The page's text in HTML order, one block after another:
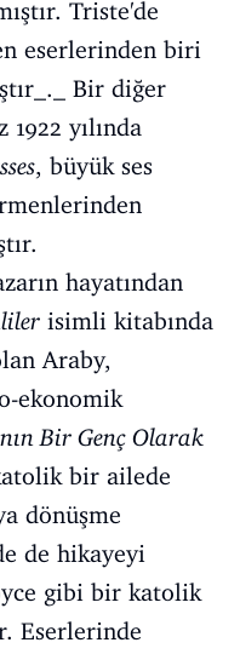
Triste'de
eserlerinden biri
Bir diğer
1922 yılında
, büyük ses
hayatından
isimli kitabında
Araby,
ekonomik
Bir Genç Olarak
bir ailede
dönüşme
de hikayeyi
gibi bir katolik
Eserlerinde